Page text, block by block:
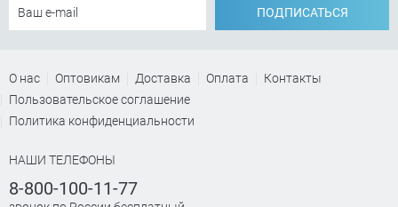
ПОДПИСАТЬСЯ
О нас Оптовикам Доставка Оплата
Контакты
Пользовательское соглашение
Политика конфиденциальности
НАШИ ТЕЛЕФОНЫ
8-800-100-11-77